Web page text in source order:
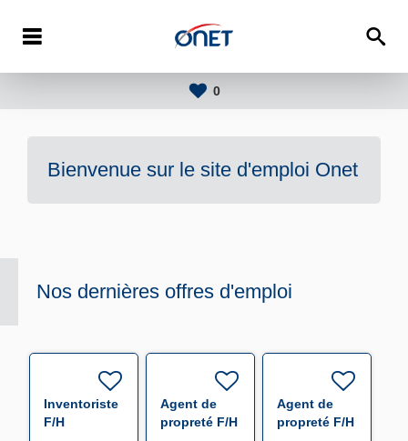
0
Bienvenue sur le site d'emploi Onet
Nos dernières offres d'emploi
Inventoriste
F/H
Agent de
propreté F/H
Agent de
propreté F/H